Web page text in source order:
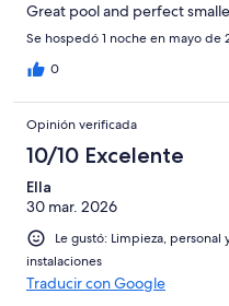
Great pool and perfect
Se hospedó 1 noche en mayo de
0
Opinión verificada
10/10 Excelente
Ella
30 mar. 2026
Le gustó: Limpieza,
instalaciones
Traducir con Google